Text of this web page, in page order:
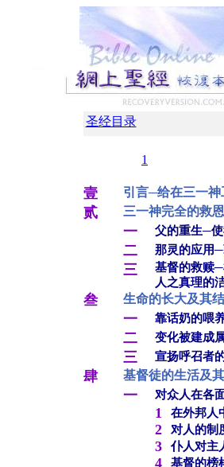
圣经目录
1
壹 引言─给在三一
贰 三一神完全的救
一 父的重生─
二 那灵的应用
三
基督的救赎
人之真理的
叁 生命的长大及其
一 靠话奶的喂
二 变化被建成
三 宣扬呼召者
肆 基督徒的生活及
一 对众人在各
1 在外邦人
2 对人的
3 仆人对
4 基督的